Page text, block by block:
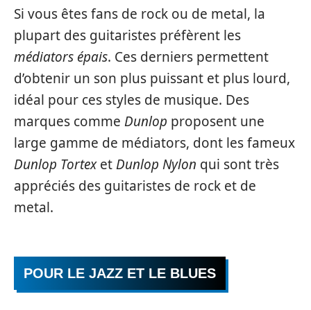
Si vous êtes fans de rock ou de metal, la
plupart des guitaristes préfèrent les
médiators épais. Ces derniers permettent
d’obtenir un son plus puissant et plus lourd,
idéal pour ces styles de musique. Des
marques comme Dunlop proposent une
large gamme de médiators, dont les fameux
Dunlop TortexetDunlop Nylon qui sont très
appréciés des guitaristes de rock et de
metal.
POUR LE JAZZ ET LE BLUES